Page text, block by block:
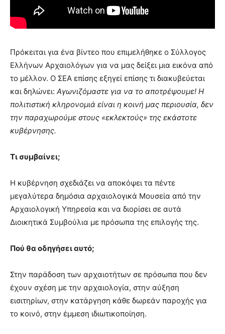
Πρόκειται για ένα βίντεο που επιμελήθηκε ο Σύλλογος
Ελλήνων Αρχαιολόγων για να μας δείξει μια εικόνα από
το μέλλον. Ο ΣΕΑ επίσης εξηγεί επίσης τι διακυβεύεται
και δηλώνει: Αγωνιζόμαστε για να το αποτρέψουμε! Η
πολιτιστική κληρονομιά είναι η κοινή μας περιουσία, δεν
την παραχωρούμε στους «εκλεκτούς» της εκάστοτε
κυβέρνησης.
Τι συμβαίνει;
Η κυβέρνηση σχεδιάζει να αποκόψει τα πέντε
μεγαλύτερα δημόσια αρχαιολογικά Μουσεία από την
Αρχαιολογική Υπηρεσία και να διορίσει σε αυτά
Διοικητικά Συμβούλια με πρόσωπα της επιλογής της.
Πού θα οδηγήσει αυτό;
Στην παράδοση των αρχαιοτήτων σε πρόσωπα που δεν
έχουν σχέση με την αρχαιολογία, στην αύξηση
εισιτηρίων, στην κατάργηση κάθε δωρεάν παροχής για
το κοινό, στην έμμεση ιδιωτικοποίηση.